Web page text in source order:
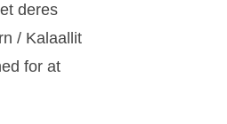
deres
/ Kalaallit
for at